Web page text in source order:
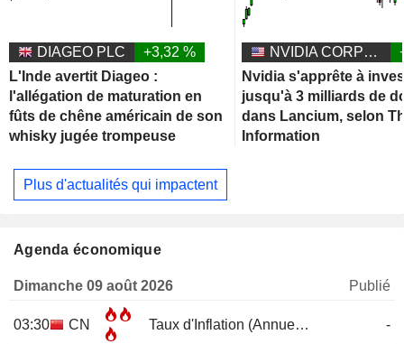
DIAGEO PLC
+3,32 %
L'Inde avertit Diageo :
l'allégation de maturation en
fûts de chêne américain de son
whisky jugée trompeuse
NVIDIA CORPORATION
Nvidia s'apprête à
jusqu'à 3 milliards de
dans Lancium, selon
Information
Plus d'actualités qui impactent
Agenda économique
Dimanche 09 août 2026 Publié
03:30 CN Taux d'Inflation (Annuel) -